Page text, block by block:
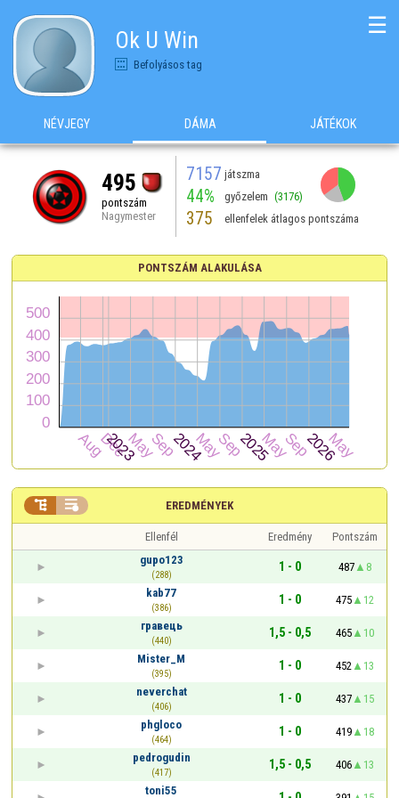
Ok U Win
Befolyásos tag
☰
NÉVJEGY DÁMA JÁTÉKOK
495
pontszám
Nagymester
7157 játszma
44% győzelem (3176)
375 ellenfelek átlagos pontszáma
PONTSZÁM ALAKULÁSA
EREDMÉNYEK
 
Ellenfél Eredmény
Pontszám
gupo123
(288)
1 - 0 487
8
kab77
(386)
1 - 0 475
12
гравець
(440)
1,5 - 0,5 465
10
Mister_M
(395)
1 - 0 452
13
neverchat
(406)
1 - 0 437
15
phgloco
(464)
1 - 0 419
18
pedrogudin
(417)
1,5 - 0,5 406
13
toni55